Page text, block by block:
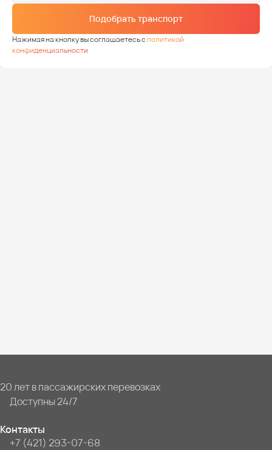
Подобрать транспорт
Нажимая на кнопку вы соглашаетесь сполитикой
конфиденциальности
20 лет в пассажирских перевозках
Доступны 24/7
Контакты
+7 (421) 293-07-68